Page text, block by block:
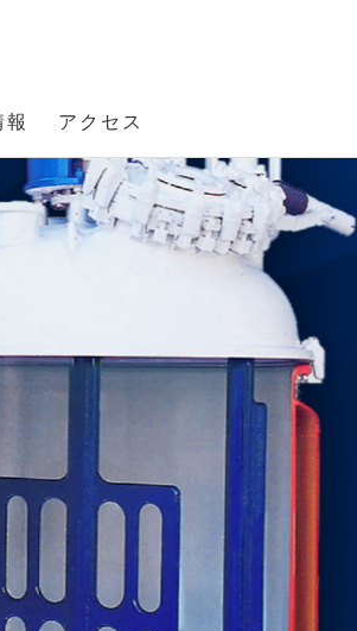
報 アクセス